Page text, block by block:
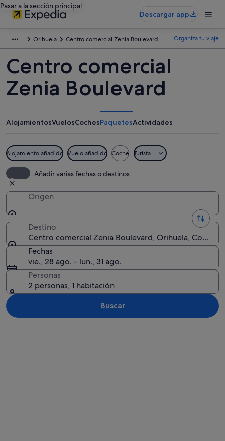
Pasar a la sección principal
Descargar app
Orihuela Centro comercial Zenia Boulevard Organiza tu viaje
Centro comercial
Zenia Boulevard
AlojamientosVuelosCochesPaquetesActividades
Alojamiento añadido Vuelo añadido Coche Turista
Añadir varias fechas o destinos
Origen
Destino
Centro comercial Zenia Boulevard, Orihuela,
Fechas
vie., 28 ago. - lun., 31 ago.
Personas
2 personas, 1 habitación
Buscar